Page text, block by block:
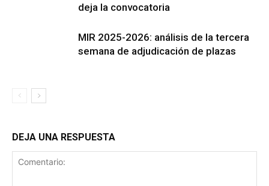
deja la convocatoria
MIR 2025-2026: análisis de la tercera
semana de adjudicación de plazas
DEJA UNA RESPUESTA